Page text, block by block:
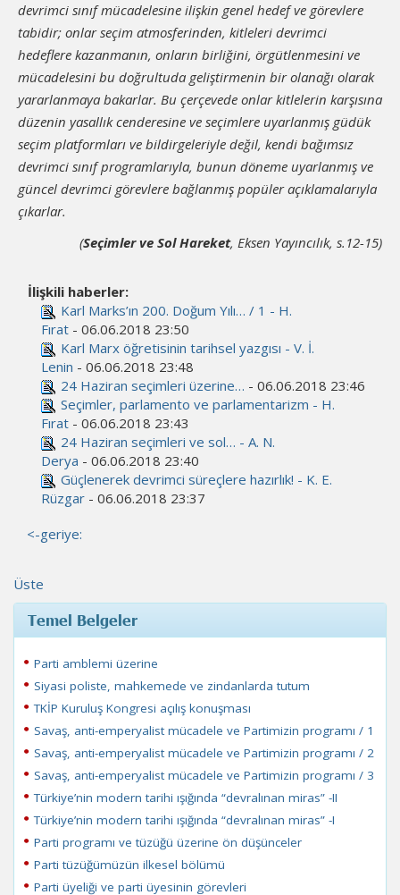
devrimci sınıf mücadelesine ilişkin genel hedef ve görevlere
tabi­dir; onlar seçim atmosferinden, kitleleri devrimci
hedeflere ka­zanmanın, onların birliğini, örgütlenmesini ve
mücadelesini bu doğrultuda geliştirmenin bir olanağı olarak
yararlanmaya bakarlar. Bu çerçevede onlar kitlelerin karşısına
düzenin yasallık cendere­sine ve seçimlere uyarlanmış güdük
seçim platformları ve bildir­geleriyle değil, kendi bağımsız
devrimci sınıf programlarıyla, bu­nun döneme uyarlanmış ve
güncel devrimci görevlere bağlanmış popüler açıklamalarıyla
çıkarlar.
(Seçimler ve Sol Hareket, Eksen Yayıncılık, s.12-15)
İlişkili haberler:
Karl Marks’ın 200. Doğum Yılı… / 1 - H.
Fırat - 06.06.2018 23:50
Karl Marx öğretisinin tarihsel yazgısı - V. İ.
Lenin - 06.06.2018 23:48
24 Haziran seçimleri üzerine… - 06.06.2018 23:46
Seçimler, parlamento ve parlamentarizm - H.
Fırat - 06.06.2018 23:43
24 Haziran seçimleri ve sol… - A. N.
Derya - 06.06.2018 23:40
Güçlenerek devrimci süreçlere hazırlık! - K. E.
Rüzgar - 06.06.2018 23:37
<-geriye:
Üste
Temel Belgeler
Parti amblemi üzerine
Siyasi poliste, mahkemede ve zindanlarda tutum
TKİP Kuruluş Kongresi açılış konuşması
Savaş, anti-emperyalist mücadele ve Partimizin programı / 1
Savaş, anti-emperyalist mücadele ve Partimizin programı / 2
Savaş, anti-emperyalist mücadele ve Partimizin programı / 3
Türkiye’nin modern tarihi ışığında “devralınan miras” -II
Türkiye’nin modern tarihi ışığında “devralınan miras” -I
Parti programı ve tüzüğü üzerine ön düşünceler
Parti tüzüğümüzün ilkesel bölümü
Parti üyeliği ve parti üyesinin görevleri